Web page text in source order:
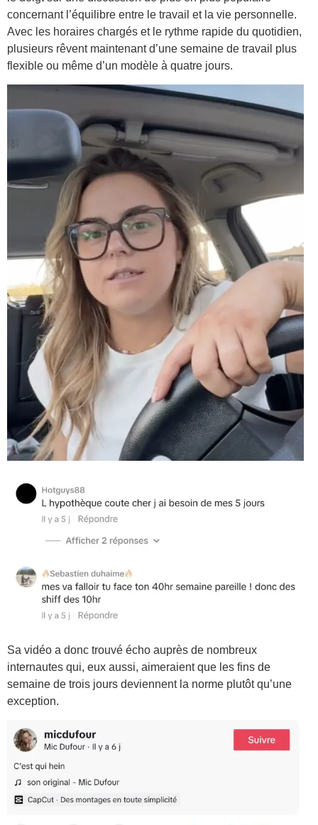
concernant l’équilibre entre le travail et la vie personnelle.
Avec les horaires chargés et le rythme rapide du quotidien,
plusieurs rêvent maintenant d’une semaine de travail plus
flexible ou même d’un modèle à quatre jours.
Sa vidéo a donc trouvé écho auprès de nombreux
internautes qui, eux aussi, aimeraient que les fins de
semaine de trois jours deviennent la norme plutôt qu’une
exception.